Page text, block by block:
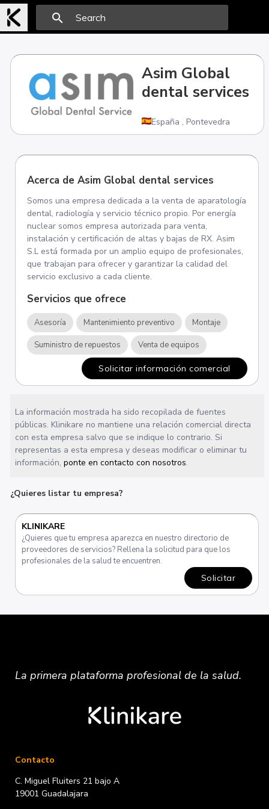
search
Asim Global
dental services
España , Pontevedra
Acerca de Asim Global dental services
Somos una empresa dedicada a la venta de aparatología
dental, radiología y servicio técnico propio. Por energía
nuclear somos empresa autorizada para venta,
instalación y certificación de altas y bajas de RX. Asim
S.L está formada por un amplio equipo de profesionales,
que trabajan para ofrecer y garantizar la calidad del
servicio exclusivo a cada cliente.
Servicios que ofrece
Asesoría Mantenimiento preventivo Montaje
Suministro de repuestos Venta de equipos
Solicitar información comercial
La información mostrada ha sido recopilada de fuentes
públicas. Klinikare no mantiene una relación comercial directa
con esta empresa salvo que se indique lo contrario. Si
representas a esta empresa y deseas modificar o eliminar tu
información,ponte en contacto con nosotros.
¿Quieres listar tu empresa?
KLINIKARE
¿Quieres que tu empresa aparezca en nuestro directorio de
proveedores de servicios? Rellena la solicitud para que los
profesionales de la salud te encuentren.
Solicitar
La primera plataformaprofesionalde la salud.
Contacto
C. Miguel Fluiters 21 bajo A
19001 Guadalajara